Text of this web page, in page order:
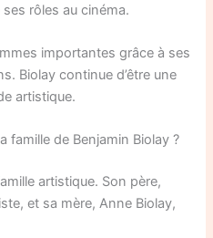
rôles au cinéma.
importantes grâce à ses
Biolay continue d’être une
artistique.
famille de Benjamin Biolay ?
artistique. Son père,
et sa mère, Anne Biolay,